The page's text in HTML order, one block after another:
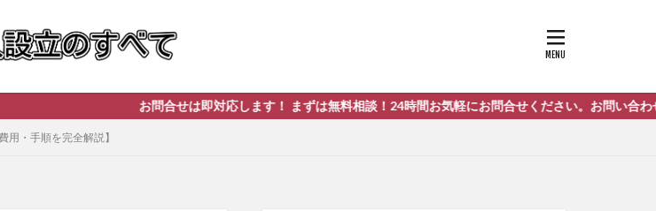
お問合せは即対応します！ まずは無料相談！24時間お気軽にお問合せください。お問い合わせはこちらまで
用・手順を完全解説】